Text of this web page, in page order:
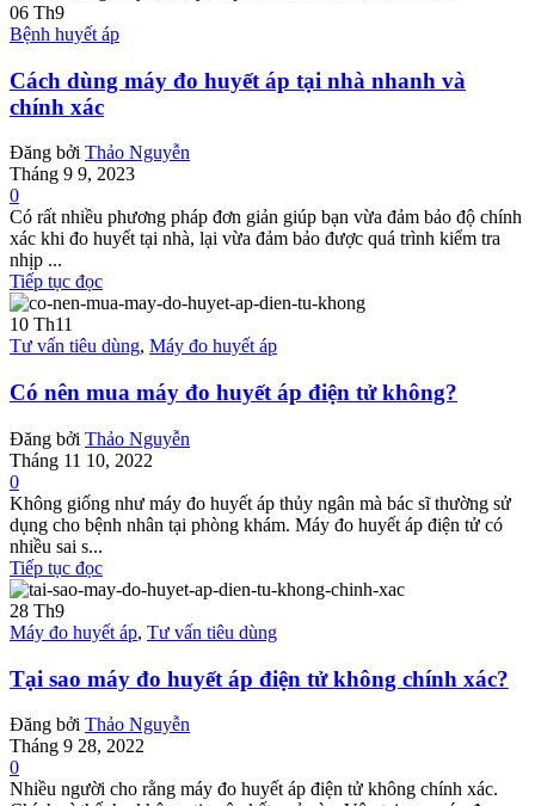
06 Th9
Bệnh huyết áp
Cách dùng máy đo huyết áp tại nhà nhanh và
chính xác
Đăng bởi Thảo Nguyễn
Tháng 9 9, 2023
0
Có rất nhiều phương pháp đơn giản giúp bạn vừa đảm bảo độ chính
xác khi đo huyết tại nhà, lại vừa đảm bảo được quá trình kiểm tra
nhịp ...
Tiếp tục đọc
10 Th11
Tư vấn tiêu dùng, Máy đo huyết áp
Có nên mua máy đo huyết áp điện tử không?
Đăng bởi Thảo Nguyễn
Tháng 11 10, 2022
0
Không giống như máy đo huyết áp thủy ngân mà bác sĩ thường sử
dụng cho bệnh nhân tại phòng khám. Máy đo huyết áp điện tử có
nhiều sai s...
Tiếp tục đọc
28 Th9
Máy đo huyết áp, Tư vấn tiêu dùng
Tại sao máy đo huyết áp điện tử không chính xác?
Đăng bởi Thảo Nguyễn
Tháng 9 28, 2022
0
Nhiều người cho rằng máy đo huyết áp điện tử không chính xác.